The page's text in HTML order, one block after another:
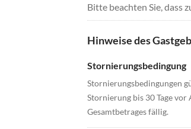
Bitte beachten Sie, dass
Hinweise des
Stornierungsbedingung
Stornierungsbedingungen
Stornierung bis 30 Tage
Gesamtbetrages fällig.